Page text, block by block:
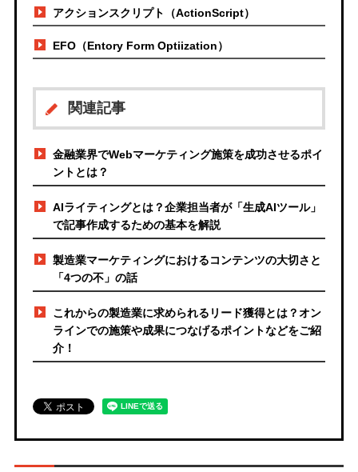
アクションスクリプト（ActionScript）
EFO（Entory Form Optiization）
関連記事
金融業界でWebマーケティング施策を成功させるポイ
ントとは？
AIライティングとは？企業担当者が「生成AIツール」
で記事作成するための基本を解説
製造業マーケティングにおけるコンテンツの大切さと
「4つの不」の話
これからの製造業に求められるリード獲得とは？オン
ラインでの施策や成果につなげるポイントなどをご紹
介！